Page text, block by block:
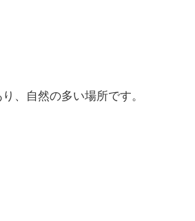
、自然の多い場所です。